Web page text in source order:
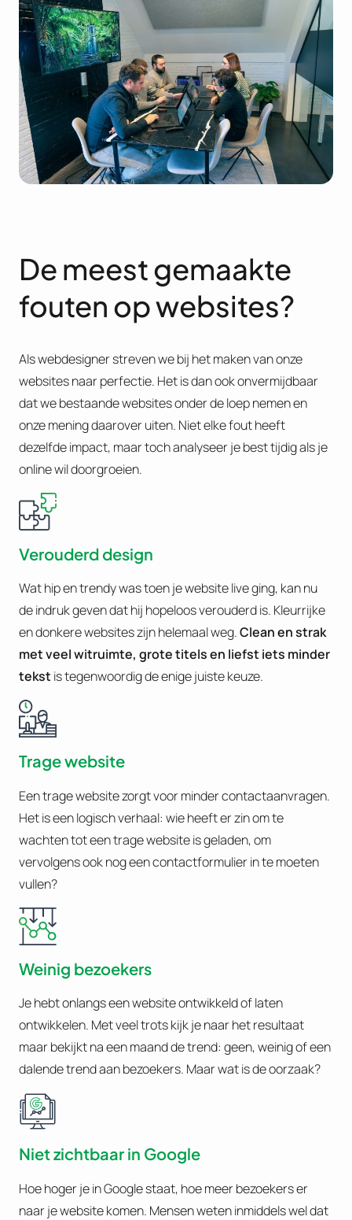
De meest gemaakte
fouten op websites?
Als webdesigner streven we bij het maken van onze
websites naar perfectie. Het is dan ook onvermijdbaar
dat we bestaande websites onder de loep nemen en
onze mening daarover uiten. Niet elke fout heeft
dezelfde impact, maar toch analyseer je best tijdig als je
online wil doorgroeien.
Verouderd design
Wat hip en trendy was toen je website live ging, kan nu
de indruk geven dat hij hopeloos verouderd is. Kleurrijke
en donkere websites zijn helemaal weg.Clean en strak
met veel witruimte, grote titels en liefst iets minder
tekst is tegenwoordig de enige juiste keuze.
Trage website
Een trage website zorgt voor minder contactaanvragen.
Het is een logisch verhaal: wie heeft er zin om te
wachten tot een trage website is geladen, om
vervolgens ook nog een contactformulier in te moeten
vullen?
Weinig bezoekers
Je hebt onlangs een website ontwikkeld of laten
ontwikkelen. Met veel trots kijk je naar het resultaat
maar bekijkt na een maand de trend: geen, weinig of een
dalende trend aan bezoekers. Maar wat is de oorzaak?
Niet zichtbaar in Google
Hoe hoger je in Google staat, hoe meer bezoekers er
naar je website komen. Mensen weten inmiddels wel dat